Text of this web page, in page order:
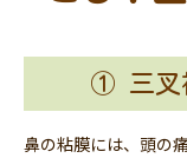
① 三叉
鼻の粘膜には、頭の